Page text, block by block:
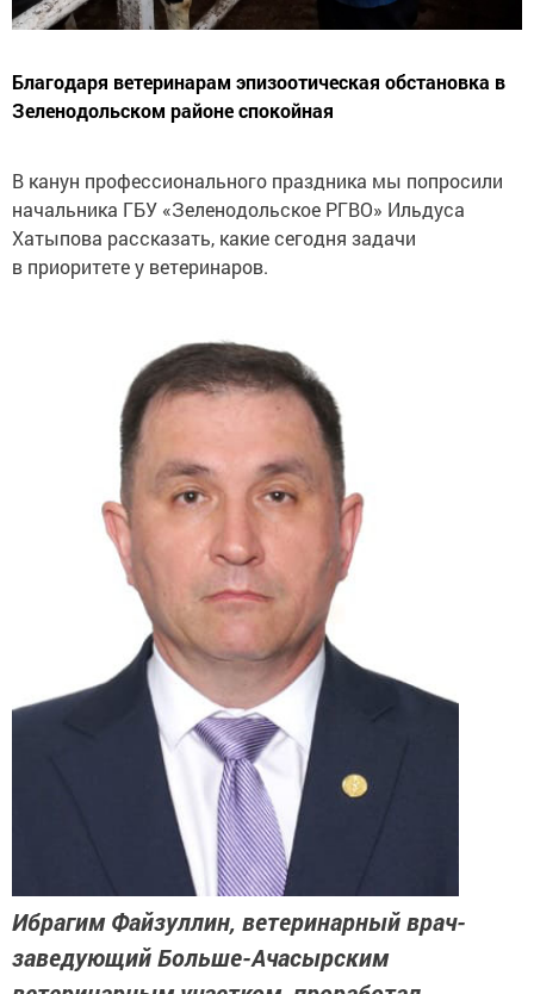
Благодаря ветеринарам эпизоотическая обстановка в
Зеленодольском районе спокойная
В канун профессионального праздника мы попросили
начальника ГБУ «Зеленодольское РГВО» Ильдуса
Хатыпова рассказать, какие сегодня задачи
в приоритете у ветеринаров.
Ибрагим Файзуллин, ветеринарный врач-
заведующий Больше-Ачасырским